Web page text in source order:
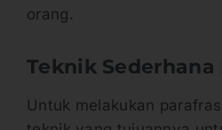
orang.
Teknik Sederhana
Untuk melakukan